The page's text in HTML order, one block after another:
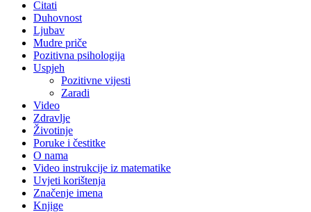
Citati
Duhovnost
Ljubav
Mudre priče
Pozitivna psihologija
Uspjeh
Pozitivne vijesti
Zaradi
Video
Zdravlje
Životinje
Poruke i čestitke
O nama
Video instrukcije iz matematike
Uvjeti korištenja
Značenje imena
Knjige